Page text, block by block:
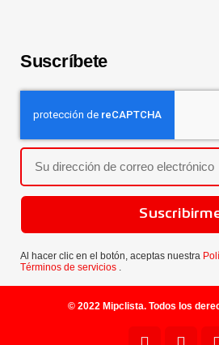
Suscríbete
Al hacer clic en el botón, aceptas nuestra
Términos de servicios .
© 2022 Mipclista. Todos los